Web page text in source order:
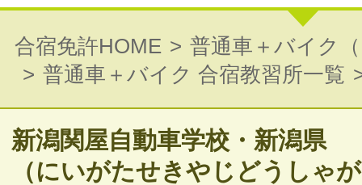
普通自動車免許
オートマ（AT）・マニュアル（MT）
バイク免許
普通二輪（中型二輪）・大型二輪
合宿免許HOME
普通車＋バイク
普通車＋バイク 合宿教習所一覧
新潟関屋自動車学校・新潟県
（にいがたせきやじどうしゃ